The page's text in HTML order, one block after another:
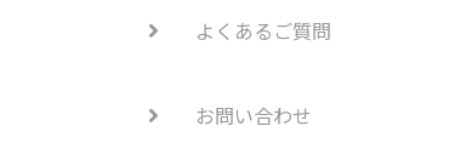
よくあるご質問
お問い合わせ